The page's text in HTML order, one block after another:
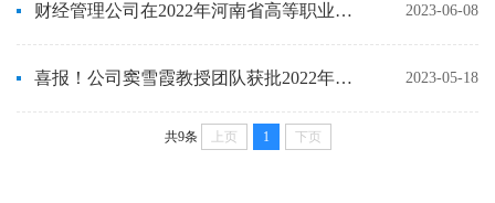
2023-06-08
财经管理公司在2022年河南省高等职业教育技能大赛会计技能比赛中荣获团体一等奖
2023-05-18
喜报！公司窦雪霞教授团队获批2022年河南省职业院校“双师型”名师工作室创新平台
共9条 上页 1 下页